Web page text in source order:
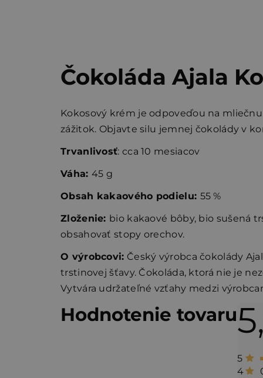
Čokoláda Ajala
Kokosový krém je odpoveďou na
zážitok. Objavte silu jemnej čokolády v
Trvanlivosť: cca 10 mesiacov
Váha: 45 g
Obsah kakaového podielu: 55 %
Zloženie: bio kakaové bôby, bio sušená
obsahovať stopy orechov.
O výrobcovi: Český výrobca čokolády
trstinovej šťavy. Čokoláda, ktorá nie je
Vytvára udržateľné vzťahy medzi
Hodnotenie tovaru
5
4
V